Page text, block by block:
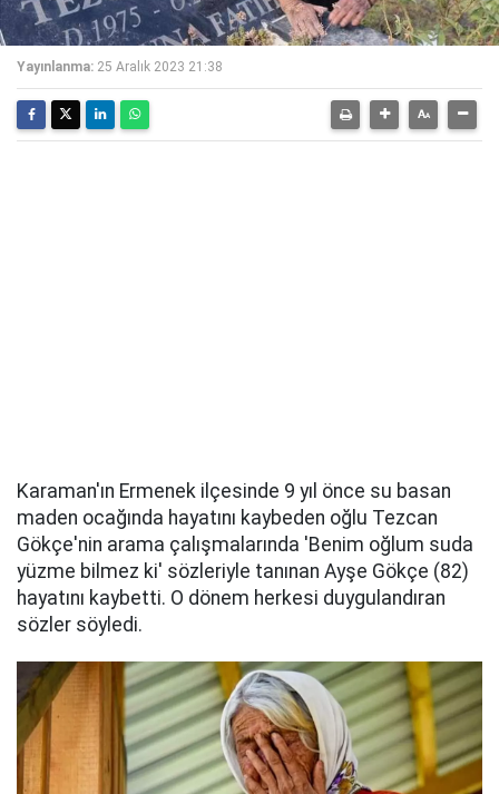
Yayınlanma: 25 Aralık 2023 21:38
Karaman'ın Ermenek ilçesinde 9 yıl önce su basan
maden ocağında hayatını kaybeden oğlu Tezcan
Gökçe'nin arama çalışmalarında 'Benim oğlum suda
yüzme bilmez ki' sözleriyle tanınan Ayşe Gökçe (82)
hayatını kaybetti. O dönem herkesi duygulandıran
sözler söyledi.